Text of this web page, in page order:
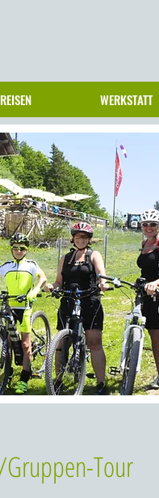
WERKSTATT
Gruppen-Tour